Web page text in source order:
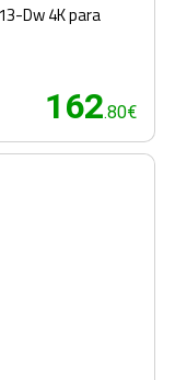
Dw 4K para
162.80€